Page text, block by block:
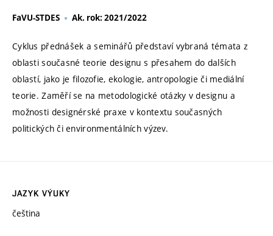
FaVU-STDES Ak. rok: 2021/2022
Cyklus přednášek a seminářů představí vybraná témata z
oblasti současné teorie designu s přesahem do dalších
oblastí, jako je filozofie, ekologie, antropologie či mediální
teorie. Zaměří se na metodologické otázky v designu a
možnosti designérské praxe v kontextu současných
politických či environmentálních výzev.
JAZYK VÝUKY
čeština